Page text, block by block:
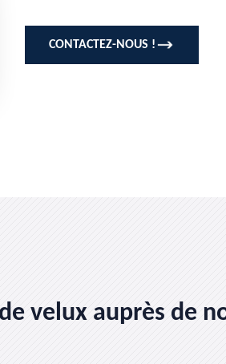
CONTACTEZ-NOUS !
velux auprès de